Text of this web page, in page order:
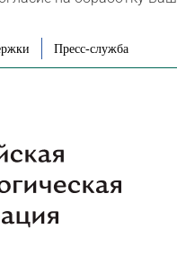
Пресс-служба